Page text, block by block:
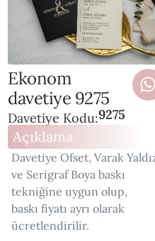
Ekonom
davetiye 9275
Davetiye Kodu:9275
Açıklama
Davetiye Ofset, Varak
ve Serigraf Boya baskı
tekniğine uygun olup,
baskı fiyatı ayrı olarak
ücretlendirilir.